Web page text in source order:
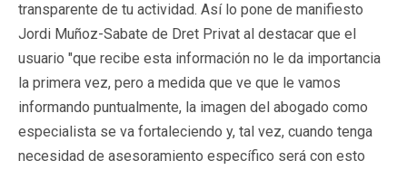
transparente de tu actividad. Así lo pone de manifiesto
Jordi Muñoz-Sabate de Dret Privat al destacar que el
usuario "que recibe esta información no le da importancia
la primera vez, pero a medida que ve que le vamos
informando puntualmente, la imagen del abogado como
especialista se va fortaleciendo y, tal vez, cuando tenga
necesidad de asesoramiento específico será con esto